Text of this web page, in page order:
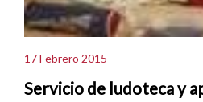
17 Febrero 2015
Servicio de ludoteca y